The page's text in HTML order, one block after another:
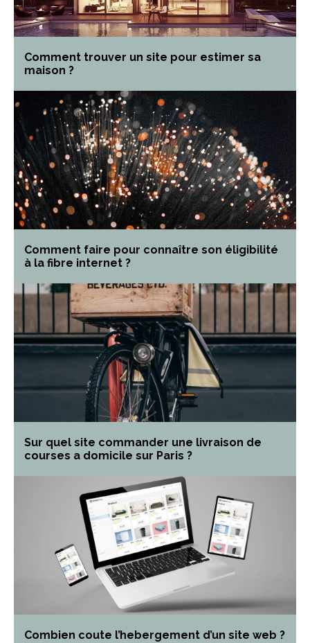
Comment trouver un site pour estimer sa
maison ?
Comment faire pour connaître son éligibilité
à la fibre internet ?
Sur quel site commander une livraison de
courses a domicile sur Paris ?
Combien coute l’hebergement d’un site web ?